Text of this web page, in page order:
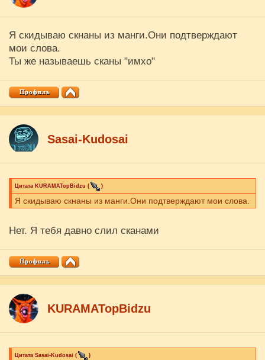
Я скидываю скнаны из манги.Они подтверждают
мои слова.
Ты же называешь сканы "имхо"
Sasai-Kudosai
Цитата KURAMATopBidzu ( )
Я скидываю скнаны из манги.Они подтверждают мои слова.
Нет. Я тебя давно слил сканами
KURAMATopBidzu
Цитата Sasai-Kudosai ( )